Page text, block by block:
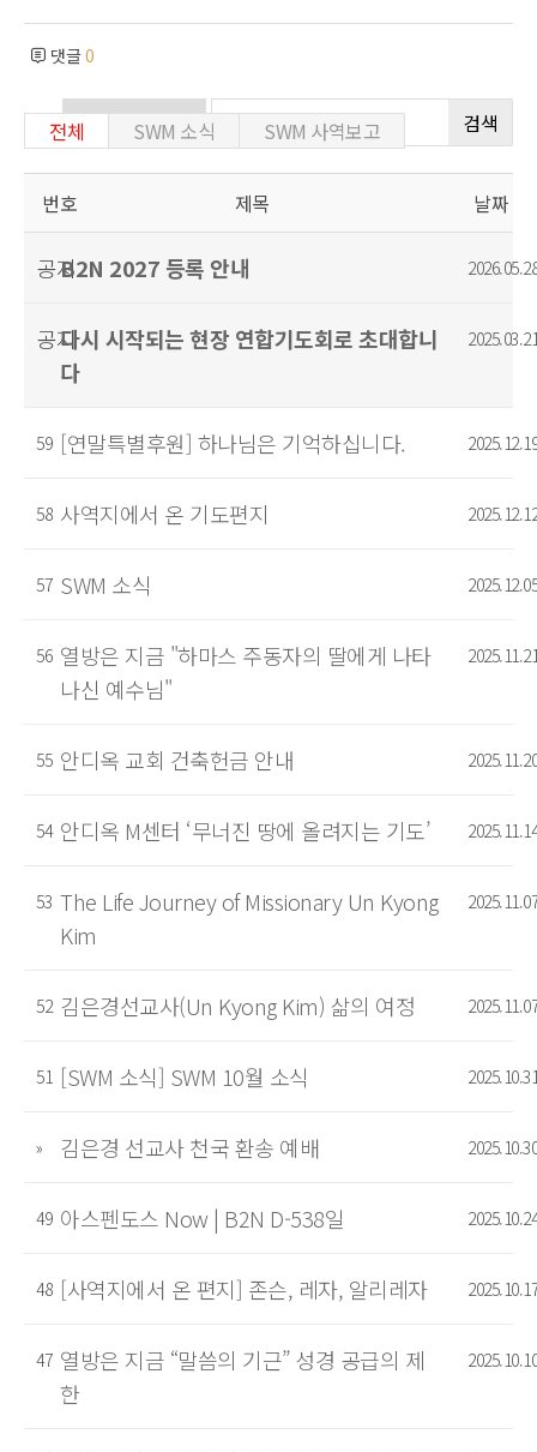
댓글0
검색
전체 SWM 소식 SWM 사역보고
번호 제목 날짜
공지B2N 2027 등록 안내 2026.05.28
공지다시 시작되는 현장 연합기도회로 초대합니
다
2025.03.21
59 [연말특별후원] 하나님은 기억하십니다. 2025.12.19
58 사역지에서 온 기도편지 2025.12.12
57 SWM 소식 2025.12.05
56 열방은 지금 "하마스 주동자의 딸에게 나타
나신 예수님"
2025.11.21
55 안디옥 교회 건축헌금 안내 2025.11.20
54 안디옥 M센터 ‘무너진 땅에 올려지는 기도’ 2025.11.14
53 The Life Journey of Missionary Un Kyong
Kim
2025.11.07
52 김은경선교사(Un Kyong Kim) 삶의 여정 2025.11.07
51 [SWM 소식] SWM 10월 소식 2025.10.31
» 김은경 선교사 천국 환송 예배 2025.10.30
49 아스펜도스 Now | B2N D-538일 2025.10.24
48 [사역지에서 온 편지] 존슨, 레자, 알리레자 2025.10.17
47 열방은 지금 “말씀의 기근” 성경 공급의 제
한
2025.10.10